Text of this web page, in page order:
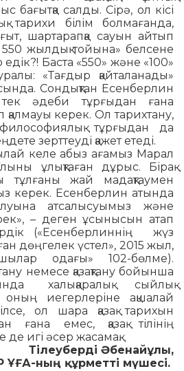
ба­ғыт­қа салды. Сірә, ол кісі
тарихи білім болмағанда,
шартарапқа сауын айтып
жылдық тойына» белсене
Баста «550» және «100»
«Тағдыр қайта­ла­нады»
Сондықтан Есен­берлин
әдеби тұрғы­дан ғана
қалмауы керек. Ол тарихтану,
тұрғыдан да
зерттеуді қажет етеді.
келе абыз ағамыз Ма­рал
ұлықтаған дұрыс. Бірақ
тұлғаны жай мадақ­таумен
керек. Есенберлин атында
атсалысуымыз және
– деген ұсынысын атап
(«Есенбер­лин­нің жүз
дөңгелек үстел», 2015 жы­л,
одағы» 102-бөлме).
немесе қазақтану бойынша
халықаралық сыйлық
оның иегерлеріне ақшалай
ол шара қазақ тарихын
ғана емес, қазақ тілінің
де игі әсер жасамақ.
Тілеуберді Әбенайұлы,
ҰҒА-ның құрметті мүшесі.